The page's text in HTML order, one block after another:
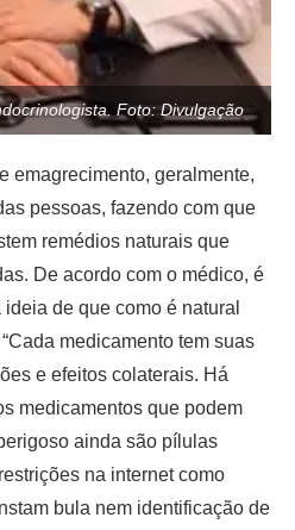
Foto: Divulgação
emagrecimento, geralmente,
pessoas, fazendo com que
remédios naturais que
De acordo com o médico, é
de que como é natural
medicamento tem suas
e efeitos colaterais. Há
medicamentos que podem
ainda são pílulas
na internet como
bula nem identificação de